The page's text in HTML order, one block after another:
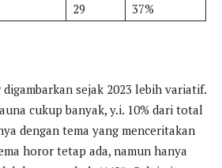
29 37%
sejak 2023 lebih variatif.
cukup banyak, y.i. 10% dari total
dengan tema yang menceritakan
horor tetap ada, namun hanya